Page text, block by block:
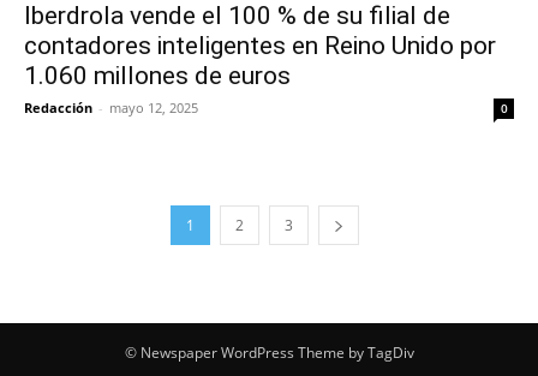
Iberdrola vende el 100 % de su filial de
contadores inteligentes en Reino Unido por
1.060 millones de euros
Redacción - mayo 12, 2025 0
1 2 3
© Newspaper WordPress Theme by TagDiv